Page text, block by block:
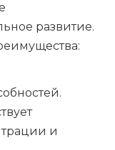
развитие.
и